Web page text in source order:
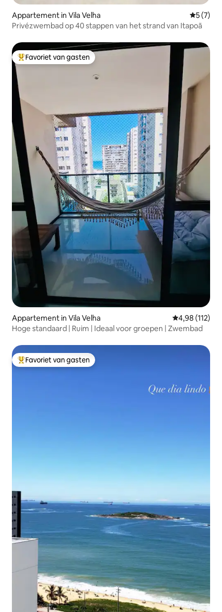
Appartement in Vila Velha
5 (7)
Privézwembad op 40 stappen van het strand van Itapoã
Topfavoriet van gasten
Favoriet van gasten
Appartement in Vila Velha Gemiddelde
4,98 (112)
Hoge standaard | Ruim | Ideaal voor groepen | Zwembad
Topfavoriet van gasten
Favoriet van gasten